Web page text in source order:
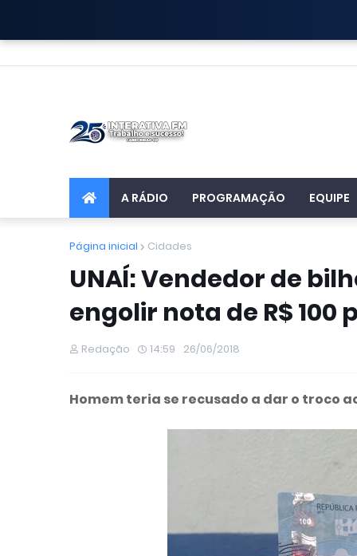
A RÁDIO PROGRAMAÇÃO EQUIPE
Página inicial Cidades
UNAÍ: Vendedor de
engolir nota de R$
Redação 14:59 26/06/2018
Homem teria se recusado a dar o troco